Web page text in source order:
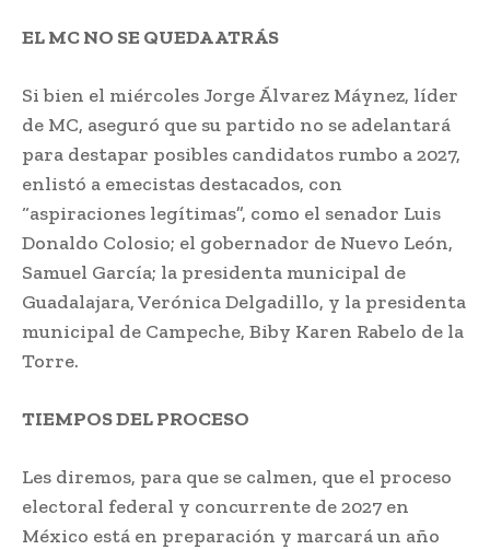
EL MC NO SE QUEDA ATRÁS
Si bien el miércoles Jorge Álvarez Máynez, líder
de MC, aseguró que su partido no se adelantará
para destapar posibles candidatos rumbo a 2027,
enlistó a emecistas destacados, con
“aspiraciones legítimas”, como el senador Luis
Donaldo Colosio; el gobernador de Nuevo León,
Samuel García; la presidenta municipal de
Guadalajara, Verónica Delgadillo, y la presidenta
municipal de Campeche, Biby Karen Rabelo de la
Torre.
TIEMPOS DEL PROCESO
Les diremos, para que se calmen, que el proceso
electoral federal y concurrente de 2027 en
México está en preparación y marcará un año